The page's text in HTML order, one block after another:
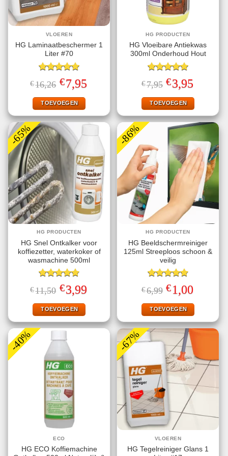
VLOEREN
HG Laminaatbeschermer 1
Liter #70
Gewaardeerd
5.00uit 5
€16,26 Oorspronkelijke
prijs
was:
€16,26.
€7,95prijs
TOEVOEGEN
HG PRODUCTEN
HG Vloeibare Antiekwas
300ml Onderhoud Hout
Gewaardeerd
5.00uit 5
€7,95 Oorspronkelijke
prijs
was:
€7,95.
€3,95
is:
€3,95.
TOEVOEGEN
-65%
HG PRODUCTEN
HG Snel Ontkalker voor
koffiezetter, waterkoker of
wasmachine 500ml
Gewaardeerd
4.80uit 5
€11,50 Oorspronkelijke
prijs
was:
€11,50.
€3,99Huidige
prijs
TOEVOEGEN
-86%
HG PRODUCTEN
HG Beeldschermreiniger
125ml Streeploos schoon &
veilig
Gewaardeerd
4.78uit 5
€6,99 Oorspronkelijke
prijs
was:
€6,99.
€1,00
is:
€1,00.
TOEVOEGEN
-40%
ECO
HG ECO Koffiemachine
-67%
VLOEREN
HG Tegelreiniger Glans 1